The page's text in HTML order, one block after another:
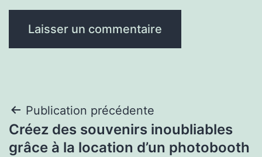
Navigation
de
Publication précédente
Créez des souvenirs inoubliables
grâce à la location d’un photobooth